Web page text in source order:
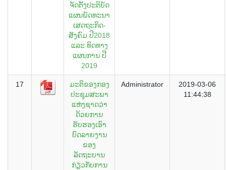
ຈັດຕັ້ງປະຕິບັດ
ແຜນພັດທະນາ
ເສດຖະກິດ-
ສັງຄົມ ປີ2018
ແລະ ທິດທາງ
ແຜນການ ປີ
2019
17
ມະຕິຂອງກອງ
ປະຊຸມສະພາ
ແຫ່ງຊາດວ່າ
ດ້ວຍການ
ຮັບຮອງເອົາ
ບົດລາຍງານ
ຂອງ
ລັດຖະບານ
ກ່ຽວກັບການ
Administrator
2019-03-06
11:44:38